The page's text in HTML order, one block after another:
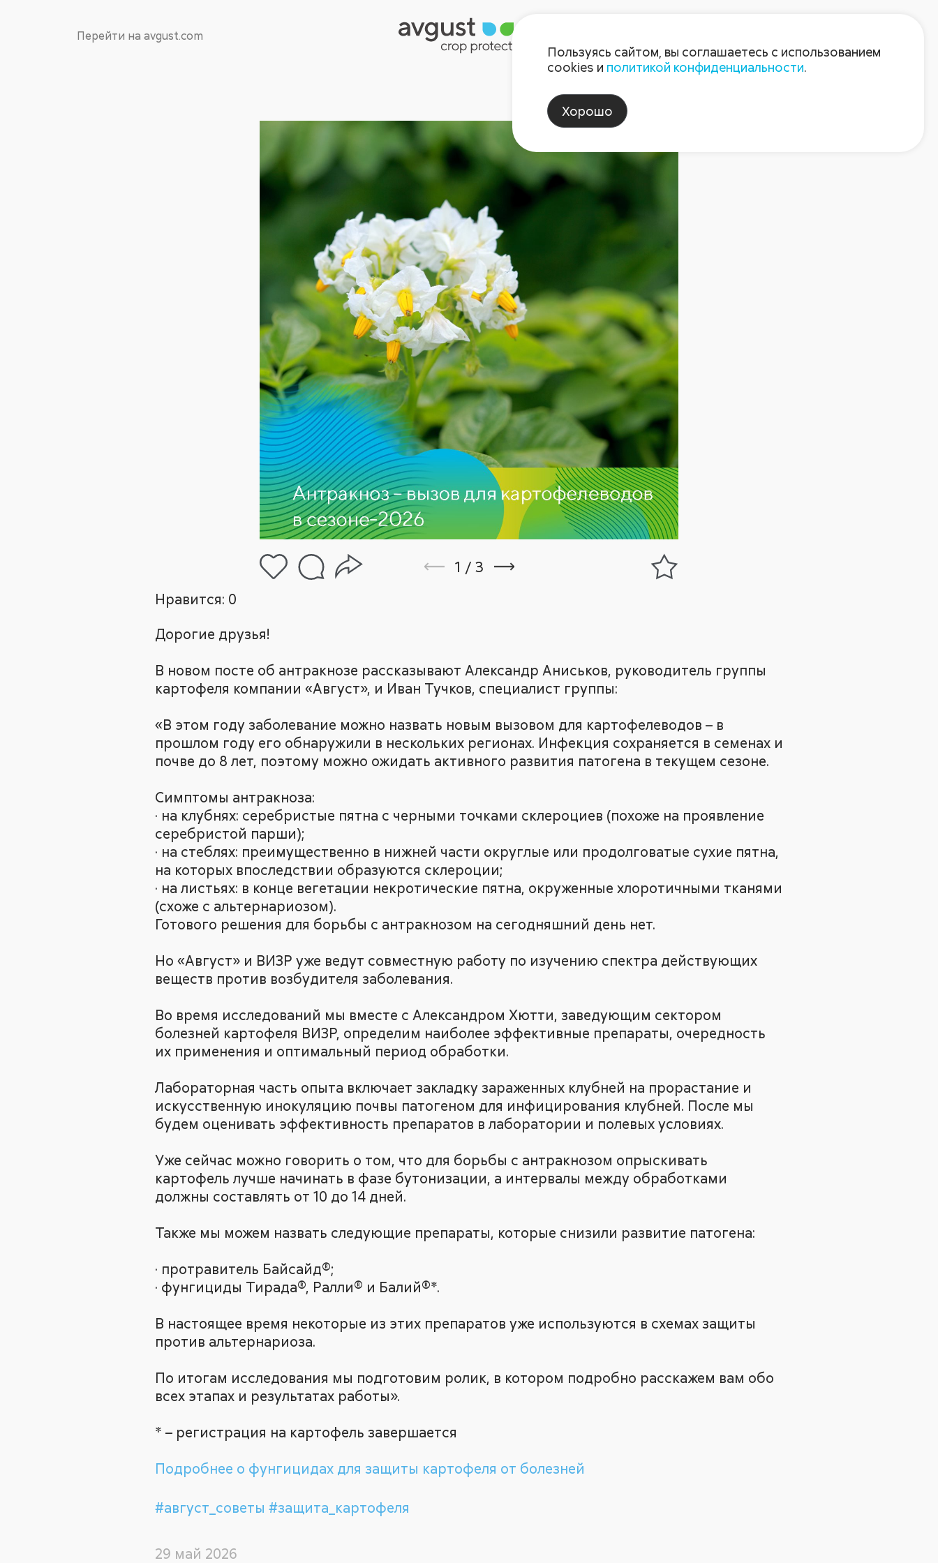
Перейти на avgust.com
Пост 29.05.2026
1 / 3
Нравится: 0
Дорогие друзья!
В новом посте об антракнозе рассказывают Александр Аниськов, руководитель группы
картофеля компании «Август», и Иван Тучков, специалист группы:
«В этом году заболевание можно назвать новым вызовом для картофелеводов – в
прошлом году его обнаружили в нескольких регионах. Инфекция сохраняется в семенах и
почве до 8 лет, поэтому можно ожидать активного развития патогена в текущем сезоне.
Симптомы антракноза:
· на клубнях: серебристые пятна с черными точками склероциев (похоже на проявление
серебристой парши);
· на стеблях: преимущественно в нижней части округлые или продолговатые сухие пятна,
на которых впоследствии образуются склероции;
· на листьях: в конце вегетации некротические пятна, окруженные хлоротичными тканями
(схоже с альтернариозом).
Готового решения для борьбы с антракнозом на сегодняшний день нет.
Но «Август» и ВИЗР уже ведут совместную работу по изучению спектра действующих
веществ против возбудителя заболевания.
Во время исследований мы вместе с Александром Хютти, заведующим сектором
болезней картофеля ВИЗР, определим наиболее эффективные препараты, очередность
их применения и оптимальный период обработки.
Лабораторная часть опыта включает закладку зараженных клубней на прорастание и
искусственную инокуляцию почвы патогеном для инфицирования клубней. После мы
будем оценивать эффективность препаратов в лаборатории и полевых условиях.
Уже сейчас можно говорить о том, что для борьбы с антракнозом опрыскивать
картофель лучше начинать в фазе бутонизации, а интервалы между обработками
должны составлять от 10 до 14 дней.
Также мы можем назвать следующие препараты, которые снизили развитие патогена:
· протравитель Байсайд®;
· фунгициды Тирада®, Ралли® и Балий®*.
В настоящее время некоторые из этих препаратов уже используются в схемах защиты
против альтернариоза.
По итогам исследования мы подготовим ролик, в котором подробно расскажем вам обо
всех этапах и результатах работы».
* – регистрация на картофель завершается
Подробнее о фунгицидах для защиты картофеля от болезней
#август_советы #защита_картофеля
29 май 2026
Пользуясь сайтом, вы соглашаетесь с использованием
cookies и политикой конфиденциальности.
Хорошо